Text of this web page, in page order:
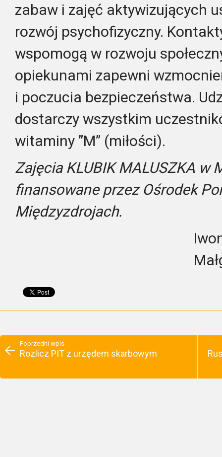
zabaw i zajęć aktywizujących
rozwój psychofizyczny.
wspomogą w rozwoju
opiekunami zapewni
i poczucia bezpieczeństwa.
dostarczy wszystkim
witaminy ”M” (miłości).
Zajęcia KLUBIK MALUSZKA w
finansowane przez Ośrodek
Międzyzdrojach.
Poprzedni wpis
Rozlicz PIT z urzędem skarbowym